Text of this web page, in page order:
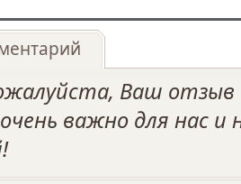
Ваш отзыв
важно для нас и